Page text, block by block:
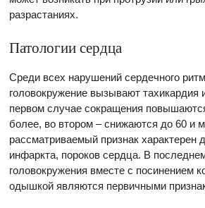
разрастаниях.
Патологии сердца
Среди всех нарушений сердечного
головокружение вызывают тахикардия
первом случае сокращения
более, во втором – снижаются до 60 и
рассматриваемый признак характерен
инфаркта, пороков сердца. В
головокружения вместе с посинением
одышкой являются первичными